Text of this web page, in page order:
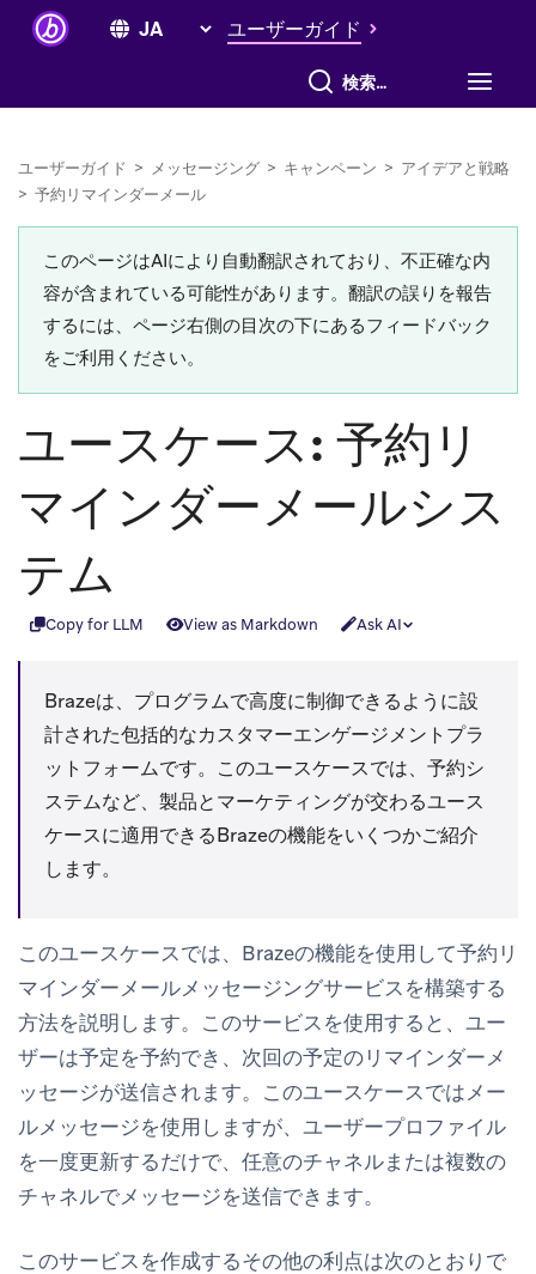
ユーザーガイド
すべて検索
ユーザーガイド > メッセージング > キャンペーン > アイデアと戦略
> 予約リマインダーメール
このページはAIにより自動翻訳されており、不正確な内
容が含まれている可能性があります。翻訳の誤りを報告
するには、ページ右側の目次の下にあるフィードバック
をご利用ください。
ユースケース: 予約リ
マインダーメールシス
テム
Copy for LLM View as Markdown Ask AI
Brazeは、プログラムで高度に制御できるように設
計された包括的なカスタマーエンゲージメントプラ
ットフォームです。このユースケースでは、予約シ
ステムなど、製品とマーケティングが交わるユース
ケースに適用できるBrazeの機能をいくつかご紹介
します。
このユースケースでは、Brazeの機能を使用して予約リ
マインダーメールメッセージングサービスを構築する
方法を説明します。このサービスを使用すると、ユー
ザーは予定を予約でき、次回の予定のリマインダーメ
ッセージが送信されます。このユースケースではメー
ルメッセージを使用しますが、ユーザープロファイル
を一度更新するだけで、任意のチャネルまたは複数の
チャネルでメッセージを送信できます。
このサービスを作成するその他の利点は次のとおりで